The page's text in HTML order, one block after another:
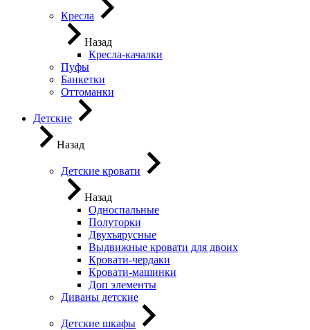
Кресла
Назад
Кресла-качалки
Пуфы
Банкетки
Оттоманки
Детские
Назад
Детские кровати
Назад
Односпальные
Полуторки
Двухъярусные
Выдвижные кровати для двоих
Кровати-чердаки
Кровати-машинки
Доп элементы
Диваны детские
Детские шкафы